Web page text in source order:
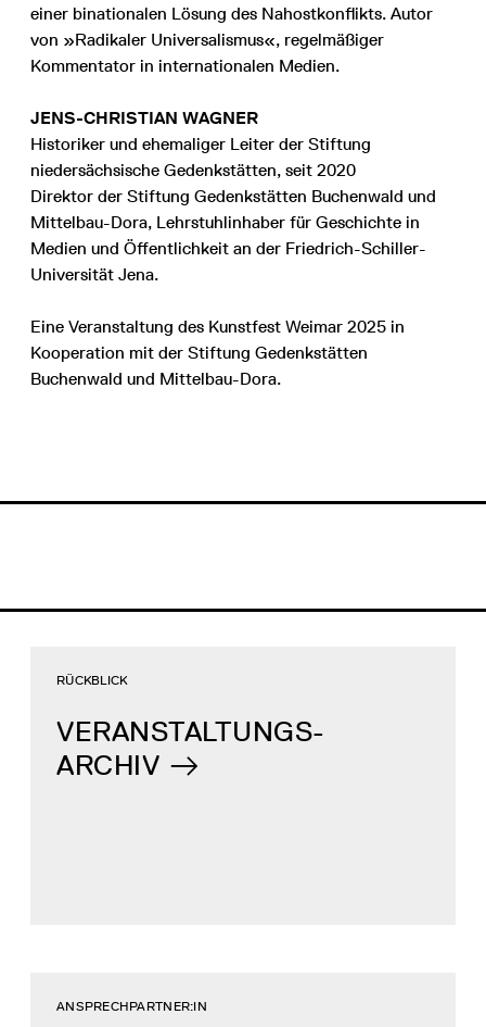
einer binationalen Lösung des Nahostkonflikts. Autor
von »Radikaler Universalismus«, regelmäßiger
Kommentator in internationalen Medien.
JENS-CHRISTIAN WAGNER
Historiker und ehemaliger Leiter der Stiftung
niedersächsische Gedenkstätten, seit 2020
Direktor der Stiftung Gedenkstätten Buchenwald und
Mittelbau-Dora, Lehrstuhlinhaber für Geschichte in
Medien und Öffentlichkeit an der Friedrich-Schiller-
Universität Jena.
Eine Veranstaltung des Kunstfest Weimar 2025 in
Kooperation mit der Stiftung Gedenkstätten
Buchenwald und Mittelbau-Dora.
VERANSTALTUNGS-
ARCHIV
RÜCKBLICK
ANSPRECHPARTNER:IN